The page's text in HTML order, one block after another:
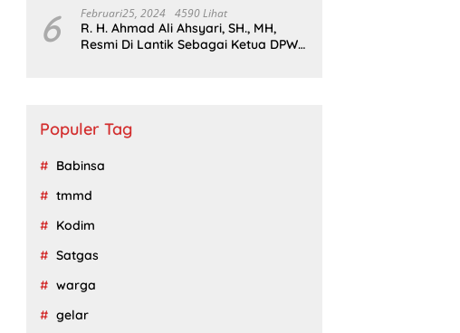
6 Februari25, 2024 4590 Lihat
R. H. Ahmad Ali Ahsyari, SH., MH,
Resmi Di Lantik Sebagai Ketua DPW
Populer Tag
Babinsa
tmmd
Kodim
Satgas
warga
gelar